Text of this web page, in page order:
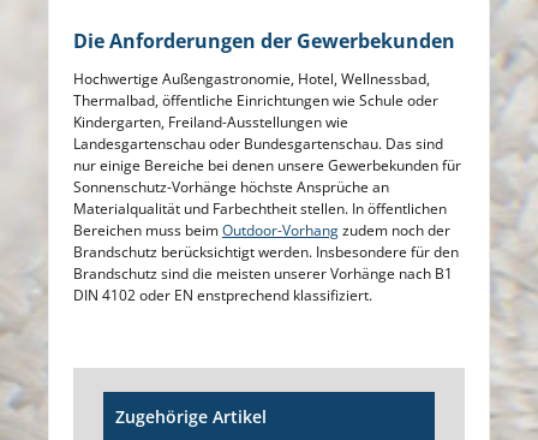
Die Anforderungen der Gewerbekunden
Hochwertige Außengastronomie, Hotel, Wellnessbad,
Thermalbad, öffentliche Einrichtungen wie Schule oder
Kindergarten, Freiland-Ausstellungen wie
Landesgartenschau oder Bundesgartenschau. Das sind
nur einige Bereiche bei denen unsere Gewerbekunden für
Sonnenschutz-Vorhänge höchste Ansprüche an
Materialqualität und Farbechtheit stellen. In öffentlichen
Bereichen muss beimOutdoor-Vorhangzudem noch der
Brandschutz berücksichtigt werden. Insbesondere für den
Brandschutz sind die meisten unserer Vorhänge nach B1
DIN 4102 oder EN enstprechend klassifiziert.
Zugehörige Artikel